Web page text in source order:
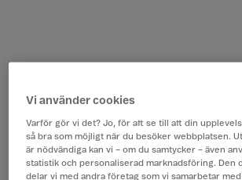
Vi använder cookies
Varför gör vi det? Jo, för att se till att din
så bra som möjligt när du besöker webbplatsen.
är nödvändiga kan vi – om du samtycker – även
statistik och personaliserad marknadsföring. Den
delar vi med andra företag som vi samarbetar